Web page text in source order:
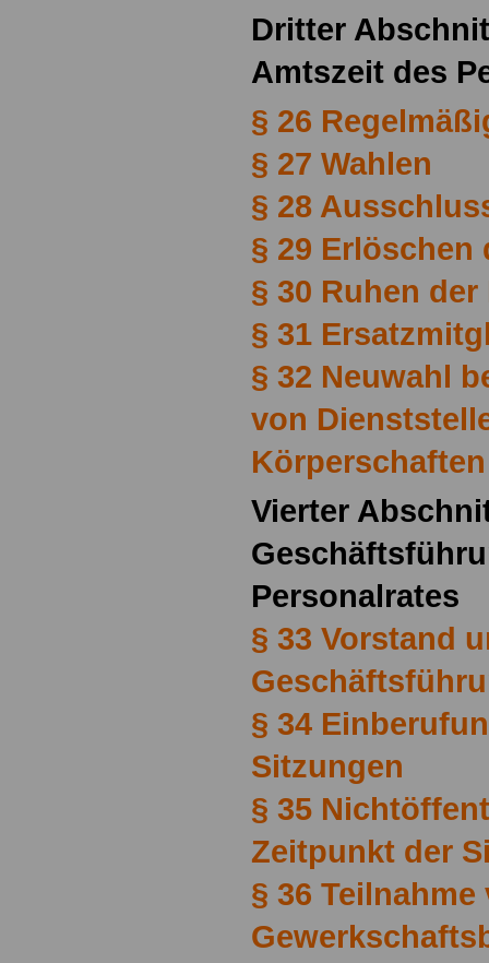
Dritter
Amtszeit des
§ 26
§ 27 Wahlen
§ 28
§ 29
§ 30 Ruhen
§ 31
§ 32 Neuwahl
von
Körperschaften
Vierter
Personalrates
§ 33 Vorstand
§ 34
Sitzungen
§ 35
Zeitpunkt der
§ 36 Teilnahme